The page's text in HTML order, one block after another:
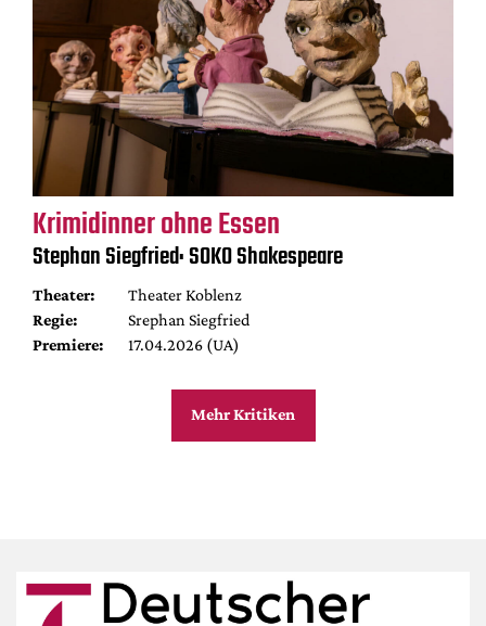
Krimidinner ohne Essen
Stephan Siegfried: SOKO Shakespeare
Theater:
Theater Koblenz
Regie:
Srephan Siegfried
Premiere:
17.04.2026 (UA)
Mehr Kritiken